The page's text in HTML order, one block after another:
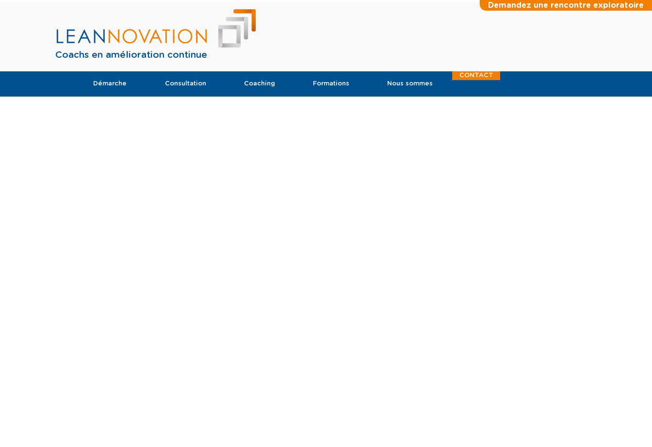
Demandez une rencontre exploratoire
Coachs en amélioration continue
Démarche Consultation Coaching Formations Nous sommes
CONTACT